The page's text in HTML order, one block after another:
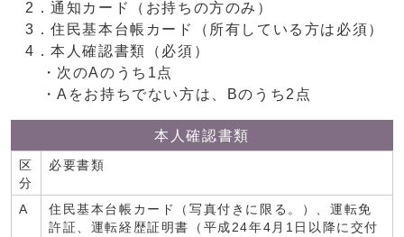
2．通知カード（お持ちの方のみ）
3．住民基本台帳カード（所有している方は必須）
4．本人確認書類（必須）
・次のAのうち1点
・Aをお持ちでない方は、Bのうち2点
本人確認書類
区
分
必要書類
A
住民基本台帳カード（写真付きに限る。）、運転免
許証、運転経歴証明書（平成24年4月1日以降に交付